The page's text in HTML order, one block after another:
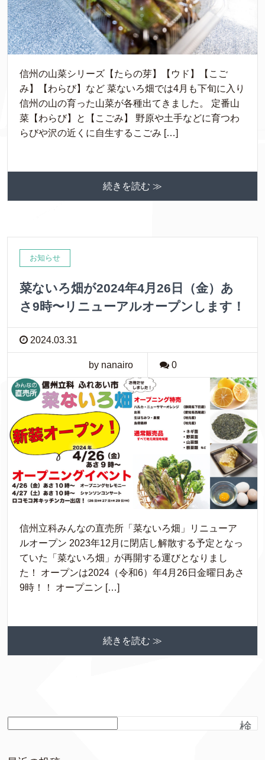
信州の山菜シリーズ【たらの芽】【ウド】【こご
み】【わらび】など 菜ないろ畑では4月も下旬に入り
信州の山の育った山菜が各種出てきました。 定番山
菜【わらび】と【こごみ】 野原や土手などに育つわ
らびや沢の近くに自生するこごみ […]
続きを読む ≫
お知らせ
菜ないろ畑が2024年4月26日（金）あ
さ9時〜リニューアルオープンします！
2024.03.31
by nanairo 0
信州立科みんなの直売所「菜ないろ畑」リニューア
ルオープン 2023年12月に閉店し解散する予定となっ
ていた「菜ないろ畑」が再開する運びとなりまし
た！ オープンは2024（令和6）年4月26日金曜日あさ
9時！！ オープニン […]
続きを読む ≫
検